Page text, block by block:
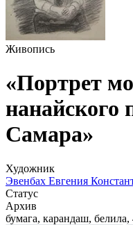
Живопись
«Портрет
нанайского
Самара»
Художник
Эвенбах Евгения
Статус
Архив
бумага, карандаш,